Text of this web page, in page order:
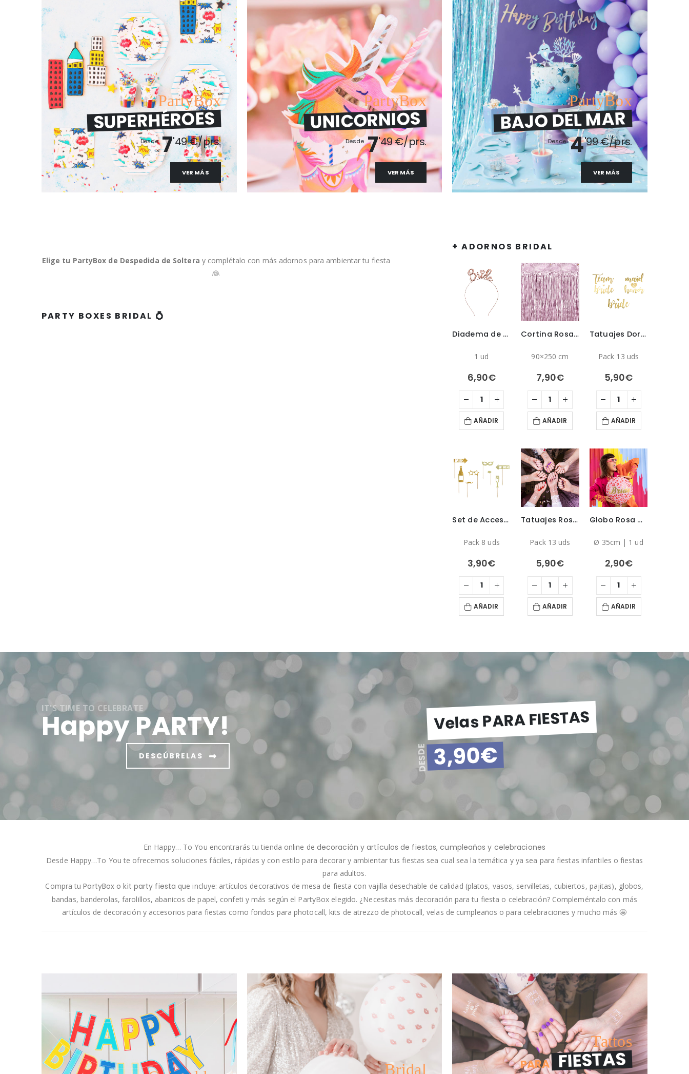
PartyBox
SUPERHÉROES
Desde 7'49 €/prs.
VER MÁS
PartyBox
UNICORNIOS
Desde 7'49 €/prs.
VER MÁS
PartyBox
BAJO DEL MAR
Desde 4'99 €/prs.
VER MÁS
Elige tu PartyBox de Despedida de Soltera y complétalo con más adornos para ambientar tu fiesta
👰
PARTY BOXES BRIDAL 💍
+ ADORNOS BRIDAL
Diadema de Novia Rosa Dorado
1 ud
6,90€
AÑADIR
Cortina Rosa Fondo Photocall
90×250 cm
7,90€
AÑADIR
Tatuajes Dorados para Despedida de soltera
Pack 13 uds
5,90€
AÑADIR
Set de Accesorios Photocall Fiesta Dorado
Pack 8 uds
3,90€
AÑADIR
Tatuajes Rosa Metalizado para Despedida de soltera
Pack 13 uds
5,90€
AÑADIR
Globo Rosa de Novia Animal Print
Ø 35cm | 1 ud
2,90€
AÑADIR
IT'S TIME TO CELEBRATE
Happy PARTY!
DESCÚBRELAS
Velas PARA FIESTAS
DESDE 3,90€
En Happy… To You encontrarás tu tienda online de decoración y artículos de fiestas, cumpleaños y celebraciones
Desde Happy…To You te ofrecemos soluciones fáciles, rápidas y con estilo para decorar y ambientar tus fiestas sea cual sea la temática y ya sea para fiestas infantiles o fiestas
para adultos.
Compra tu PartyBox o kit party fiesta que incluye: artículos decorativos de mesa de fiesta con vajilla desechable de calidad (platos, vasos, servilletas, cubiertos, pajitas), globos,
bandas, banderolas, farolillos, abanicos de papel, confeti y más según el PartyBox elegido. ¿Necesitas más decoración para tu fiesta o celebración? Compleméntalo con más
artículos de decoración y accesorios para fiestas como fondos para photocall, kits de atrezzo de photocall, velas de cumpleaños o para celebraciones y mucho más 🤩
Bridal
Tattos
PARA FIESTAS